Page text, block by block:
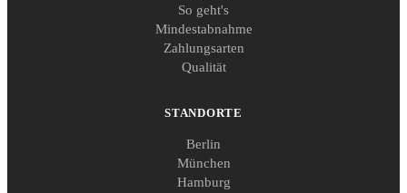
So geht's
Mindestabnahme
Zahlungsarten
Qualität
STANDORTE
Berlin
München
Hamburg